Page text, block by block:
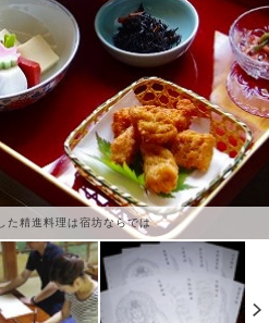
た精進料理は宿坊ならでは